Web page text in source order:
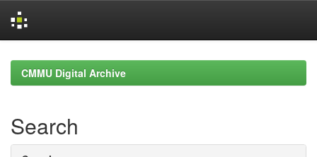
navigationCMMU Digital Archive
Search